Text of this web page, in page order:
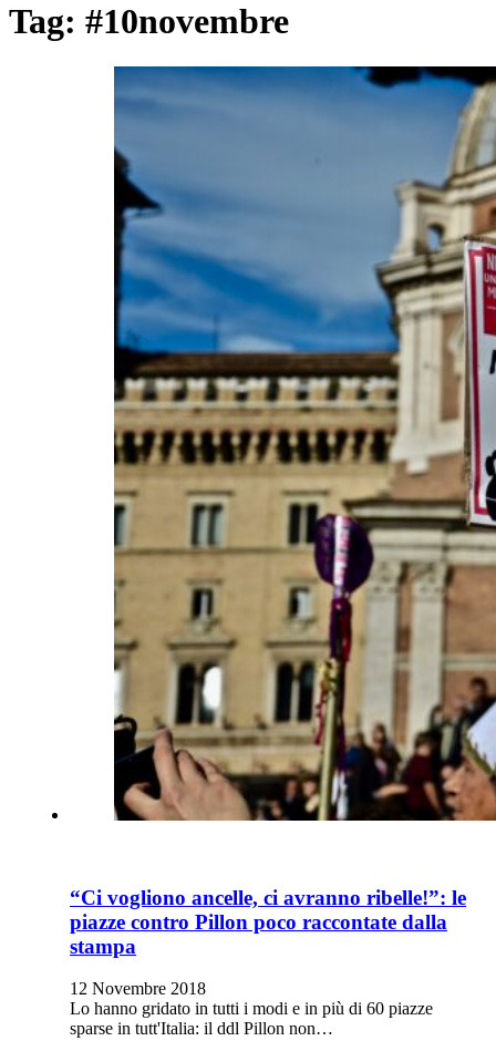
Tag: #10novembre
“Ci vogliono ancelle, ci avranno ribelle!”: le
piazze contro Pillon poco raccontate dalla
stampa
12 Novembre 2018
Lo hanno gridato in tutti i modi e in più di 60 piazze
sparse in tutt'Italia: il ddl Pillon non…